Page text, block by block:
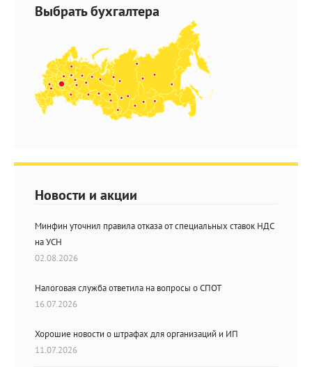
Выбрать бухгалтера
Новости и акции
Минфин уточнил правила отказа от специальных ставок НДС
на УСН
02.08.2026
Налоговая служба ответила на вопросы о СПОТ
16.07.2026
Хорошие новости о штрафах для организаций и ИП
11.07.2026